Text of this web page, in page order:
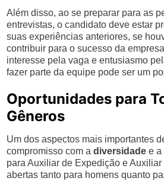
Além disso, ao se preparar para as
entrevistas, o candidato deve estar
suas experiências anteriores, se
contribuir para o sucesso da
interesse pela vaga e entusiasmo
fazer parte da equipe pode ser um
Oportunidades para
Gêneros
Um dos aspectos mais importantes
compromisso com adiversidade e a
para Auxiliar de Expedição e
abertas tanto para homens quanto